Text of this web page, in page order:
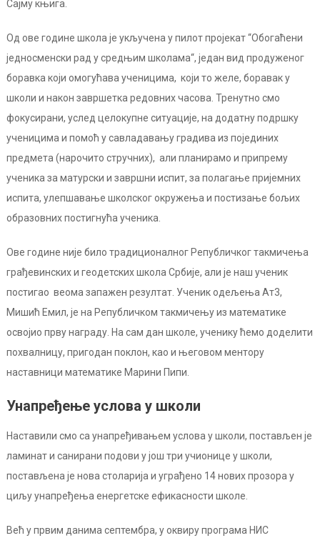
Сајму књига.
Од ове године школа је укључена у пилот пројекат “Обогаћени
једносменски рад у средњим школама“, један вид продуженог
боравка који омогућава ученицима, који то желе, боравак у
школи и након завршетка редовних часова. Тренутно смо
фокусирани, услед целокупне ситуације, на додатну подршку
ученицима и помоћ у савладавању градива из појединих
предмета (нарочито стручних), али планирамо и припрему
ученика за матурски и завршни испит, за полагање пријемних
испита, улепшавање школског окружења и постизање бољих
образовних постигнућа ученика.
Ове године није било традиционалног Републичког такмичења
грађевинских и геодетских школа Србије, али је наш ученик
постигао веома запажен резултат. Ученик одељења Ат3,
Мишић Емил, је на Републичком такмичењу из математике
освојио прву награду. На сам дан школе, ученику ћемо доделити
похвалницу, пригодан поклон, као и његовом ментору
наставници математике Марини Пипи.
Унапређење услова у школи
Наставили смо са унапређивањем услова у школи, постављен је
ламинат и санирани подови у још три учионице у школи,
постављена је нова столарија и уграђено 14 нових прозора у
циљу унапређења енергетске ефикасности школе.
Већ у првим данима септембра, у оквиру програма НИС